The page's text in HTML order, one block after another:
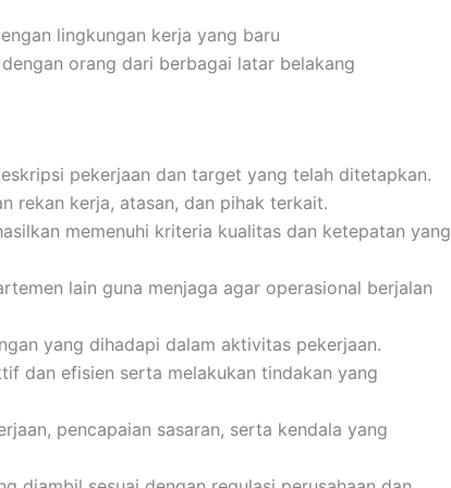
lingkungan kerja yang baru
orang dari berbagai latar belakang
pekerjaan dan target yang telah ditetapkan.
rekan kerja, atasan, dan pihak terkait.
memenuhi kriteria kualitas dan ketepatan yang
lain guna menjaga agar operasional berjalan
yang dihadapi dalam aktivitas pekerjaan.
dan efisien serta melakukan tindakan yang
pencapaian sasaran, serta kendala yang